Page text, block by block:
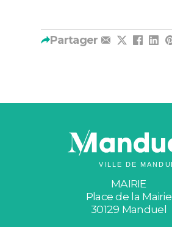
Partager
MAIRIE
Place de la Mairie
30129 Manduel